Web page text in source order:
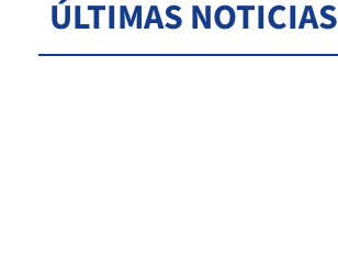
ÚLTIMAS NOTICIAS